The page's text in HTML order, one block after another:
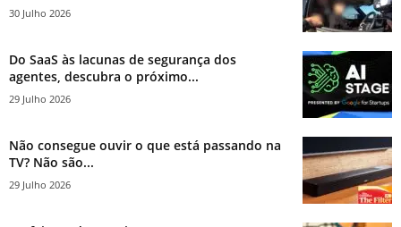
30 Julho 2026
Do SaaS às lacunas de segurança dos
agentes, descubra o próximo...
29 Julho 2026
Não consegue ouvir o que está passando na
TV? Não são...
29 Julho 2026